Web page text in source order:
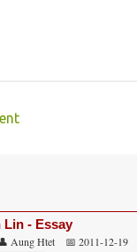
Lin - Essay
Aung Htet
📅 2011-12-19